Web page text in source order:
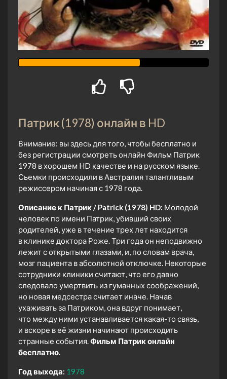
Патрик (1978) онлайн в HD
Внимание: вы здесь для того, чтобы бесплатно и
без регистрации смотреть онлайн Фильм Патрик
1978 в хорошем HD качестве и на русском языке.
Сьемки происходили в Австралия талантливым
режиссером начиная с 1978 года.
Описание к Патрик / Patrick (1978) HD: Молодой
человек по имени Патрик, убивший своих
родителей, уже в течение трех лет находится
в клинике доктора Роже. Три года он неподвижно
лежит с открытыми глазами, и, по словам врача,
мозг пациента в абсолютной отключке. Некоторые
сотрудники клиники считают, что его давно
следовало умертвить из гуманных соображений,
но новая медсестра считает иначе. Начав
ухаживать за Патриком, она вдруг понимает,
что между ними устанавливается какая-то связь,
и вскоре в её жизни начинают происходить
странные события.Фильм Патрик онлайн
бесплатно.
Год выхода: 1978